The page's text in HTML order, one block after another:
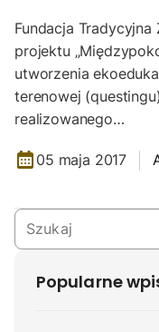
Fundacja
projektu
utworzenia
terenowej
realizowanego…
05 maja 2017
Popularne